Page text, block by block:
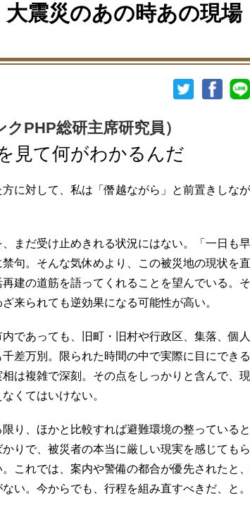
震災のあの時あの現場
PHP総研主席研究員）
見て何がわかるんだ
に対して、私は「僭越ながら」と前置きしな
まだ受け止めきれる状況にはない。「一日も
句。そんな気休めより、この被災地の現状を
再建の道筋を語ってくれることを望んでいる。
来られても逆効果になる可能性が高い。
であっても、旧町・旧村や行政区、集落、個
差万別。限られた時間の中で実際に目にでき
は複雑で深刻。その点をしっかりと含んで、
くてはいけない。
り、ほかと比較すれば避難環境の整っている
りで、被災者の本当に厳しい現実を感じても
これでは、案内や警備の都合が優先されたと
い。今からでも、行程を組み直すべきだ、と。